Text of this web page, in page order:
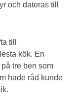
och dateras till
till
kök. En
tre ben som
hade råd kunde